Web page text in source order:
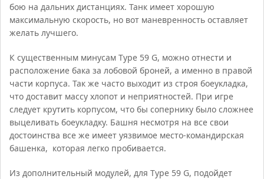
бою на дальних дистанциях. Танк имеет хорошую
максимальную скорость, но вот маневренность оставляет
желать лучшего.
К существенным минусам Type 59 G, можно отнести и
расположение бака за лобовой броней, а именно в правой
части корпуса. Так же часто выходит из строя боеукладка,
что доставит массу хлопот и неприятностей. При игре
следует крутить корпусом, что бы сопернику было сложнее
выцеливать боеукладку. Башня несмотря на все свои
достоинства все же имеет уязвимое место-командирская
башенка, которая легко пробивается.
Из дополнительный модулей, для Type 59 G, подойдет